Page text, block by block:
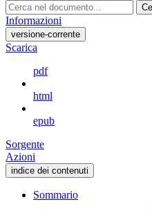
Informazioni
versione-corrente
Scarica
pdf
html
epub
Sorgente
Azioni
indice dei contenuti
Sommario